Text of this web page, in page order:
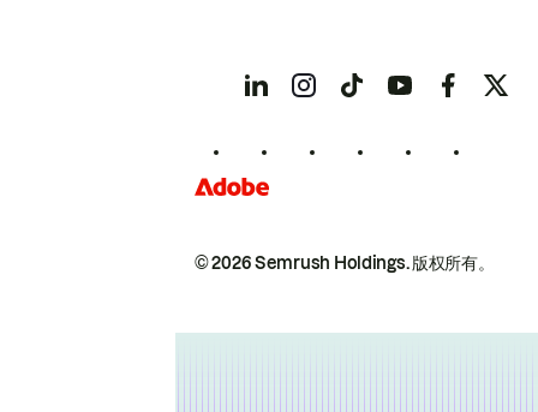
© 2026 Semrush Holdings.版权所有。